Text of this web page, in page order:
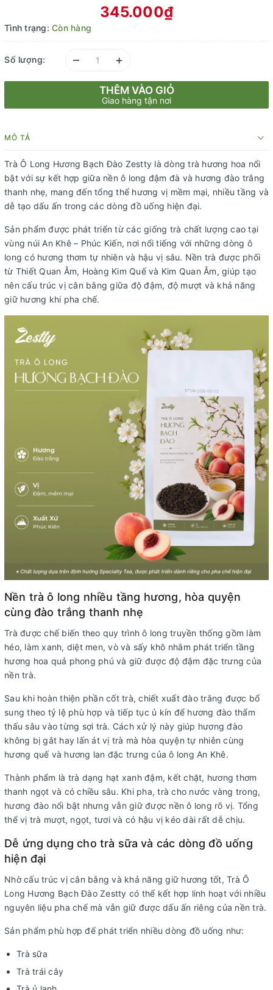
345.000₫
Tình trạng: Còn hàng
Số lượng: – +
THÊM VÀO GIỎ
Giao hàng tận nơi
MÔ TẢ
Trà Ô Long Hương Bạch Đào Zestty là dòng trà hương hoa nổi
bật với sự kết hợp giữa nền ô long đậm đà và hương đào trắng
thanh nhẹ, mang đến tổng thể hương vị mềm mại, nhiều tầng và
dễ tạo dấu ấn trong các dòng đồ uống hiện đại.
Sản phẩm được phát triển từ các giống trà chất lượng cao tại
vùng núi An Khê – Phúc Kiến, nơi nổi tiếng với những dòng ô
long có hương thơm tự nhiên và hậu vị sâu. Nền trà được phối
từ Thiết Quan Âm, Hoàng Kim Quế và Kim Quan Âm, giúp tạo
nên cấu trúc vị cân bằng giữa độ đậm, độ mượt và khả năng
giữ hương khi pha chế.
Nền trà ô long nhiều tầng hương, hòa quyện
cùng đào trắng thanh nhẹ
Trà được chế biến theo quy trình ô long truyền thống gồm làm
héo, làm xanh, diệt men, vò và sấy khô nhằm phát triển tầng
hương hoa quả phong phú và giữ được độ đậm đặc trưng của
nền trà.
Sau khi hoàn thiện phần cốt trà, chiết xuất đào trắng được bổ
sung theo tỷ lệ phù hợp và tiếp tục ủ kín để hương đào thẩm
thấu sâu vào từng sợi trà. Cách xử lý này giúp hương đào
không bị gắt hay lấn át vị trà mà hòa quyện tự nhiên cùng
hương quế và hương lan đặc trưng của ô long An Khê.
Thành phẩm là trà dạng hạt xanh đậm, kết chặt, hương thơm
thanh ngọt và có chiều sâu. Khi pha, trà cho nước vàng trong,
hương đào nổi bật nhưng vẫn giữ được nền ô long rõ vị. Tổng
thể vị trà mượt, ngọt, tươi và có hậu vị kéo dài rất dễ chịu.
Dễ ứng dụng cho trà sữa và các dòng đồ uống
hiện đại
Nhờ cấu trúc vị cân bằng và khả năng giữ hương tốt, Trà Ô
Long Hương Bạch Đào Zestty có thể kết hợp linh hoạt với nhiều
nguyên liệu pha chế mà vẫn giữ được dấu ấn riêng của nền trà.
Sản phẩm phù hợp để phát triển nhiều dòng đồ uống như:
Trà sữa
Trà trái cây